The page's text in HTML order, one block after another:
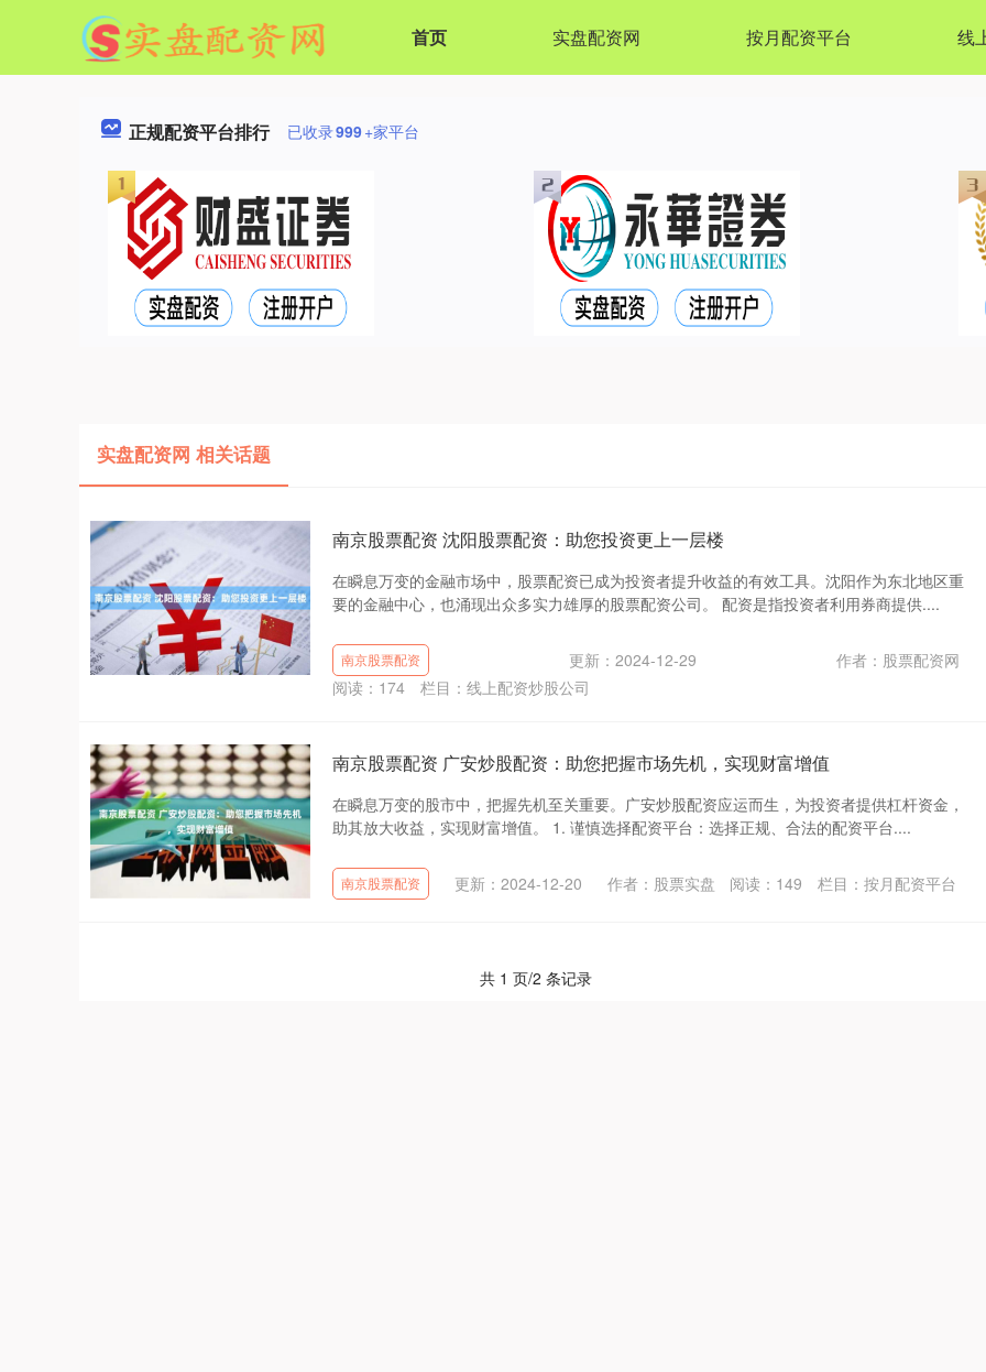
首页 实盘配资网 按月配资平台 线
正规配资平台排行 已收录999+家平台
实盘配资网 相关话题
南京股票配资 沈阳股票配资：助您投资更上一层楼
在瞬息万变的金融市场中，股票配资已成为投资者提升收益的有效工具。沈阳作为东北地区重
要的金融中心，也涌现出众多实力雄厚的股票配资公司。 配资是指投资者利用券商提供....
南京股票配资 更新：2024-12-29
作者：股票配资网
阅读： 174 栏目： 线上配资炒股公司
南京股票配资 广安炒股配资：助您把握市场先机，实现财富增值
在瞬息万变的股市中，把握先机至关重要。广安炒股配资应运而生，为投资者提供杠杆资金，
助其放大收益，实现财富增值。 1. 谨慎选择配资平台：选择正规、合法的配资平台....
南京股票配资 更新：2024-12-20 作者：股票实盘 阅读： 149 栏目： 按月配资平台
共 1 页/2 条记录